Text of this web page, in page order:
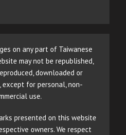
on any part of Taiwanese
may not be republished,
downloaded or
except for personal, non-
use.
presented on this website
owners. We respect